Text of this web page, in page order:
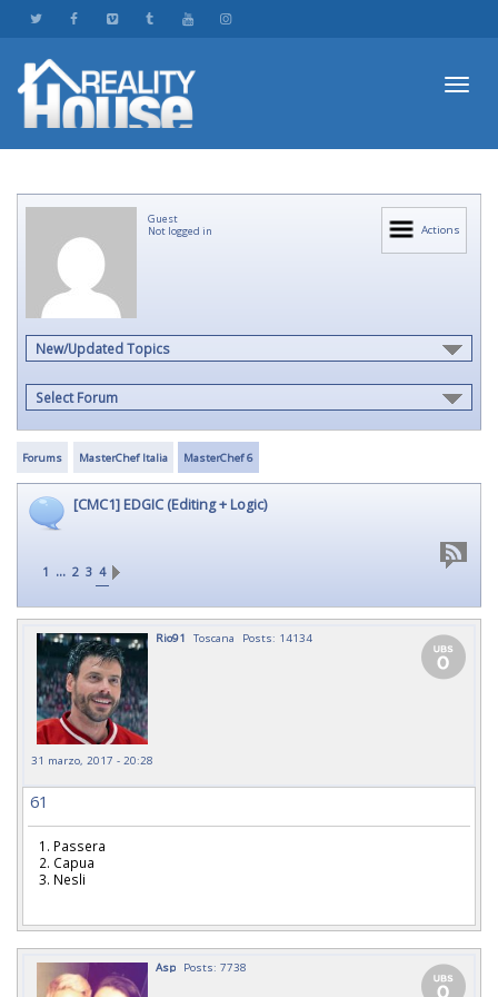
Actions
Guest
Not logged in
New/Updated Topics
Select Forum
Forums MasterChef Italia MasterChef 6
[CMC1] EDGIC (Editing + Logic)
1 ... 2 3 4
Rio91 Toscana Posts: 14134
31 marzo, 2017 - 20:28
61
1. Passera
2. Capua
3. Nesli
Asp Posts: 7738